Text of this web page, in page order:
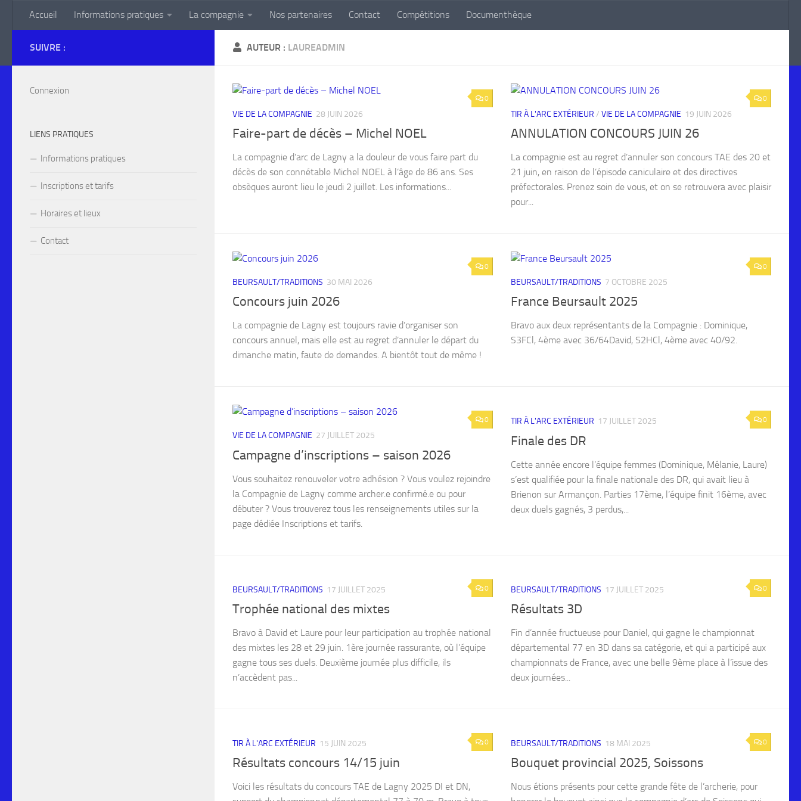
Skip to content
Accueil Informations pratiques La compagnie Nos partenaires Contact Compétitions Documenthèque
AUTEUR : LAUREADMIN
0
VIE DE LA COMPAGNIE 28 JUIN 2026
Faire-part de décès – Michel NOEL
La compagnie d’arc de Lagny a la douleur de vous faire part du
décès de son connétable Michel NOEL à l’âge de 86 ans. Ses
obsèques auront lieu le jeudi 2 juillet. Les informations...
0
TIR À L'ARC EXTÉRIEUR / VIE DE LA COMPAGNIE 19 JUIN 2026
ANNULATION CONCOURS JUIN 26
La compagnie est au regret d’annuler son concours TAE des 20 et
21 juin, en raison de l’épisode caniculaire et des directives
préfectorales. Prenez soin de vous, et on se retrouvera avec plaisir
pour...
0
BEURSAULT/TRADITIONS 30 MAI 2026
Concours juin 2026
La compagnie de Lagny est toujours ravie d’organiser son
concours annuel, mais elle est au regret d’annuler le départ du
dimanche matin, faute de demandes. A bientôt tout de même !
0
BEURSAULT/TRADITIONS 7 OCTOBRE 2025
France Beursault 2025
Bravo aux deux représentants de la Compagnie : Dominique,
S3FCl, 4ème avec 36/64David, S2HCl, 4ème avec 40/92.
0
VIE DE LA COMPAGNIE 27 JUILLET 2025
Campagne d’inscriptions – saison 2026
Vous souhaitez renouveler votre adhésion ? Vous voulez rejoindre
la Compagnie de Lagny comme archer.e confirmé.e ou pour
débuter ? Vous trouverez tous les renseignements utiles sur la
page dédiée Inscriptions et tarifs.
0
TIR À L'ARC EXTÉRIEUR 17 JUILLET 2025
Finale des DR
Cette année encore l’équipe femmes (Dominique, Mélanie, Laure)
s’est qualifiée pour la finale nationale des DR, qui avait lieu à
Brienon sur Armançon. Parties 17ème, l’équipe finit 16ème, avec
deux duels gagnés, 3 perdus,...
0
BEURSAULT/TRADITIONS 17 JUILLET 2025
Trophée national des mixtes
Bravo à David et Laure pour leur participation au trophée national
des mixtes les 28 et 29 juin. 1ère journée rassurante, où l’équipe
gagne tous ses duels. Deuxième journée plus difficile, ils
n’accèdent pas...
0
BEURSAULT/TRADITIONS 17 JUILLET 2025
Résultats 3D
Fin d’année fructueuse pour Daniel, qui gagne le championnat
départemental 77 en 3D dans sa catégorie, et qui a participé aux
championnats de France, avec une belle 9ème place à l’issue des
deux journées...
0
TIR À L'ARC EXTÉRIEUR 15 JUIN 2025
Résultats concours 14/15 juin
Voici les résultats du concours TAE de Lagny 2025 DI et DN,
0
BEURSAULT/TRADITIONS 18 MAI 2025
Bouquet provincial 2025, Soissons
Nous étions présents pour cette grande fête de l’archerie, pour
SUIVRE :
Connexion
LIENS PRATIQUES
Informations pratiques
Inscriptions et tarifs
Horaires et lieux
Contact